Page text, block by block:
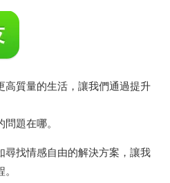
高質量的生活，讓我們通過提升
題在哪。
尋找情感自由的解決方案，讓我
。